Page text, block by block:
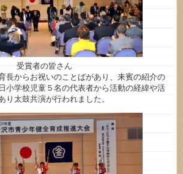
受賞者の皆さん
長からお祝いのことばがあり、来賓の紹介の
小学校児童５名の代表者から活動の経緯や活
り太鼓共演が行われました。